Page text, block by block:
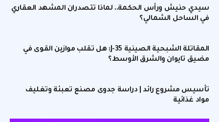
سيدي حنيش ورأس الحكمة.. لماذا تتصدران المشهد العقاري
في الساحل الشمالي؟
المقاتلة الشبحية الصينية J-35: هل تقلب موازين القوى في
مضيق تايوان والشرق الأوسط؟
تأسيس مشروع رائد | دراسة جدوى مصنع تعبئة وتغليف
مواد غذائية